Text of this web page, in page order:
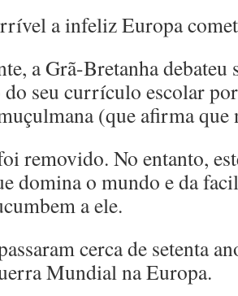
a infeliz Europa
a Grã-Bretanha debateu
seu currículo escolar
(que afirma que
removido. No entanto,
domina o mundo e da
a ele.
cerca de setenta
Mundial na Europa.